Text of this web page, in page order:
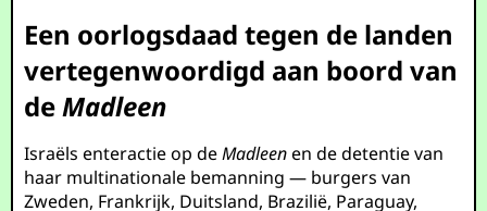
Een oorlogsdaad tegen de landen
vertegenwoordigd aan boord van
deMadleen
Israëls enteractie op deMadleenen de detentie van
haar multinationale bemanning — burgers van
Zweden, Frankrijk, Duitsland, Brazilië, Paraguay,